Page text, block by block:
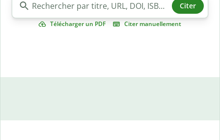
Citer
Télécharger un PDF Citer manuellement